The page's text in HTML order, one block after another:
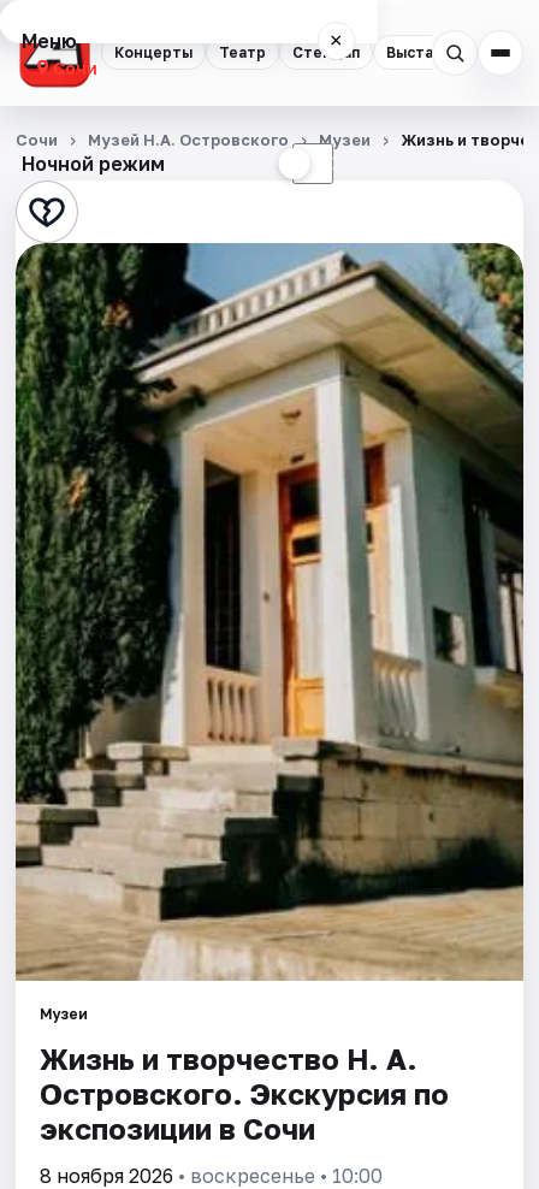
Концерты Театр Стендап Выставки
Меню ×
Сочи
Концерты
Театр
Стендап
Выставки
Квесты
Экскурсии
Спорт
События
Города
Площадки
Артисты
Рейтинги
Ночной режим ☾
Сочи Музей Н.А. Островского Музеи Жизнь и
Музеи
Жизнь и творчество Н. А.
Островского. Экскурсия по
экспозиции в Сочи
8 ноября 2026 • воскресенье • 10:00